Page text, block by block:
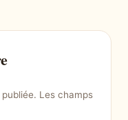
Les champs